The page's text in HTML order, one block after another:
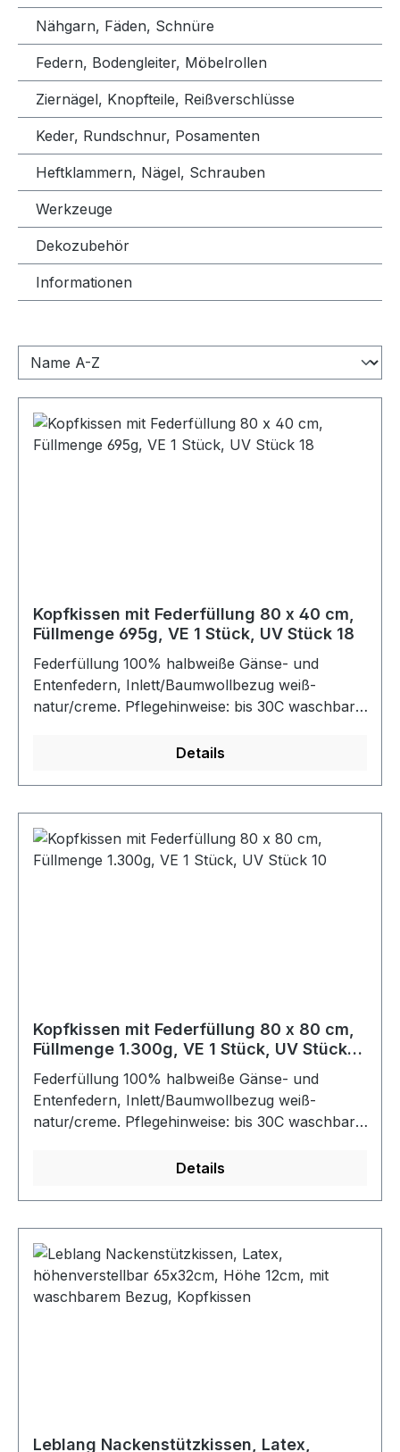
Nähgarn, Fäden, Schnüre
Federn, Bodengleiter, Möbelrollen
Ziernägel, Knopfteile, Reißverschlüsse
Keder, Rundschnur, Posamenten
Heftklammern, Nägel, Schrauben
Werkzeuge
Dekozubehör
Informationen
Kopfkissen mit Federfüllung 80 x 40 cm,
Füllmenge 695g, VE 1 Stück, UV Stück 18
Federfüllung 100% halbweiße Gänse- und
Entenfedern, Inlett/Baumwollbezug weiß-
natur/creme. Pflegehinweise: bis 30C waschbar,
bleichen, nicht chemisch reinigen. Erfüllt
Details
Kopfkissen mit Federfüllung 80 x 80 cm,
Füllmenge 1.300g, VE 1 Stück, UV Stück
10
Federfüllung 100% halbweiße Gänse- und
Entenfedern, Inlett/Baumwollbezug weiß-
natur/creme. Pflegehinweise: bis 30C waschbar,
bleichen, nicht chemisch reinigen. Erfüllt
Details
Leblang Nackenstützkissen, Latex,